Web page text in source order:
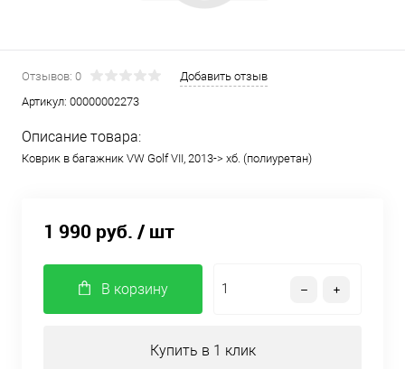
Отзывов: 0
Добавить отзыв
Артикул: 00000002273
Описание товара:
Коврик в багажник VW Golf VII, 2013-> хб. (полиуретан)
1 990 руб. / шт
В корзину
Купить в 1 клик